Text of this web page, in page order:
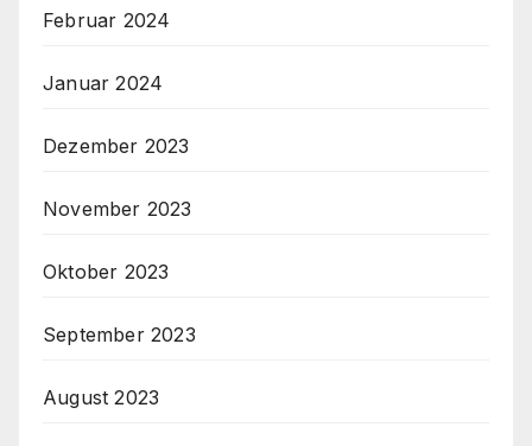
Februar 2024
Januar 2024
Dezember 2023
November 2023
Oktober 2023
September 2023
August 2023